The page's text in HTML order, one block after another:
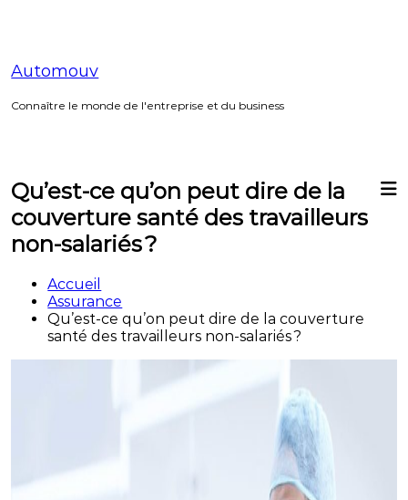
Automouv
Connaître le monde de l'entreprise et du business
Qu’est-ce qu’on peut dire de la
couverture santé des travailleurs
non-salariés ?
Accueil
Assurance
Qu’est-ce qu’on peut dire de la couverture
santé des travailleurs non-salariés ?